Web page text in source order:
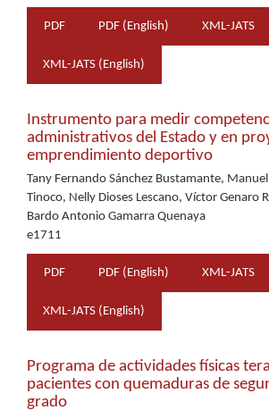
PDF PDF (English) XML-JATS
XML-JATS (English)
Instrumento para medir
administrativos del Estado y en
emprendimiento deportivo
Tany Fernando Sánchez Bustamante,
Tinoco, Nelly Dioses Lescano, Víctor Genaro
Bardo Antonio Gamarra Quenaya
e1711
PDF PDF (English) XML-JATS
XML-JATS (English)
Programa de actividades físicas
pacientes con quemaduras de
grado